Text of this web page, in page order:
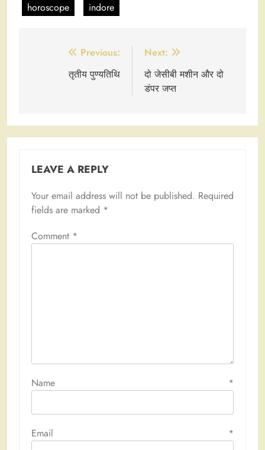
horoscope
indore
navigation
Previous:
तृतीय पुण्यतिथि
Next:
दो जेसीबी मशीन और दो
डंपर जप्त
LEAVE A REPLY
Your email address will not be published. Required
fields are marked *
Comment *
Name *
Email *